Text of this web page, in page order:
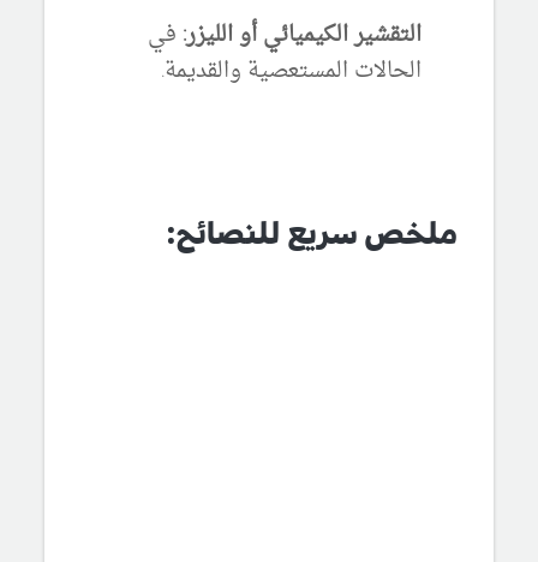
التقشير الكيميائي أو الليزر: في
الحالات المستعصية والقديمة.
ملخص سريع للنصائح: